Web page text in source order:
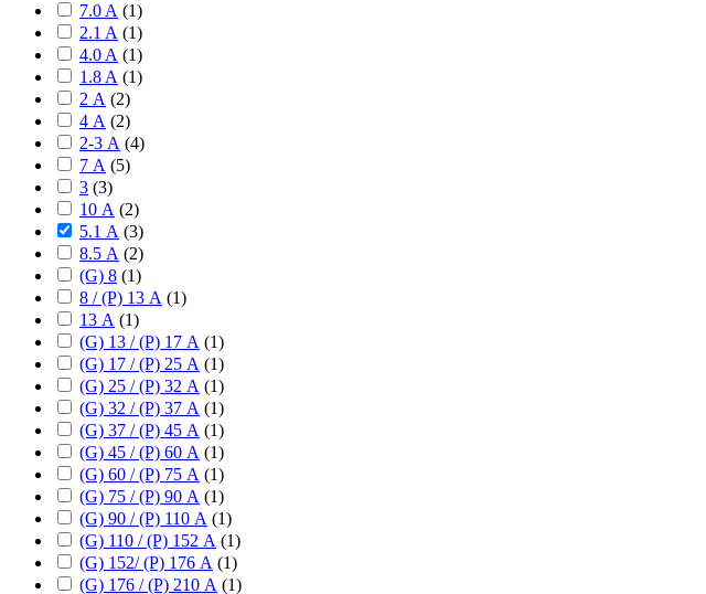
7.0 A (1)
2.1 A (1)
4.0 A (1)
1.8 A (1)
2 А (2)
4 А (2)
2-3 А (4)
7 А (5)
3 (3)
10 А (2)
5.1 А (3)
8.5 А (2)
(G) 8 (1)
8 / (P) 13 А (1)
13 А (1)
(G) 13 / (P) 17 А (1)
(G) 17 / (P) 25 А (1)
(G) 25 / (P) 32 А (1)
(G) 32 / (P) 37 А (1)
(G) 37 / (P) 45 А (1)
(G) 45 / (P) 60 А (1)
(G) 60 / (P) 75 А (1)
(G) 75 / (P) 90 А (1)
(G) 90 / (P) 110 А (1)
(G) 110 / (P) 152 А (1)
(G) 152/ (P) 176 А (1)
(G) 176 / (P) 210 А (1)